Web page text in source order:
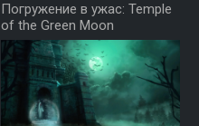
Погружение в ужас: Temple
of the Green Moon
захватывает дух